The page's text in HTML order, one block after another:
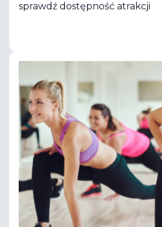
sprawdź dostępność atrakcji